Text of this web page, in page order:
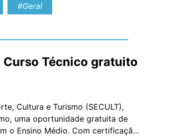
#Geral
Técnico gratuito
Cultura e Turismo (SECULT),
uma oportunidade gratuita de
o Ensino Médio. Com certificação